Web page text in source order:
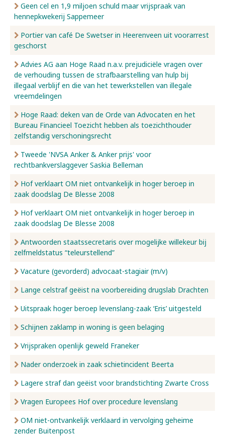
Geen cel en 1,9 miljoen schuld maar vrijspraak van
hennepkwekerij Sappemeer
Portier van café De Swetser in Heerenveen uit voorarrest
geschorst
Advies AG aan Hoge Raad n.a.v. prejudiciële vragen over
de verhouding tussen de strafbaarstelling van hulp bij
illegaal verblijf en die van het tewerkstellen van illegale
vreemdelingen
Hoge Raad: deken van de Orde van Advocaten en het
Bureau Financieel Toezicht hebben als toezichthouder
zelfstandig verschoningsrecht
Tweede 'NVSA Anker & Anker prijs' voor
rechtbankverslaggever Saskia Belleman
Hof verklaart OM niet ontvankelijk in hoger beroep in
zaak doodslag De Blesse 2008
Hof verklaart OM niet ontvankelijk in hoger beroep in
zaak doodslag De Blesse 2008
Antwoorden staatssecretaris over mogelijke willekeur bij
zelfmeldstatus “teleurstellend”
Vacature (gevorderd) advocaat-stagiair (m/v)
Lange celstraf geëist na voorbereiding drugslab Drachten
Uitspraak hoger beroep levenslang-zaak ‘Eris’ uitgesteld
Schijnen zaklamp in woning is geen belaging
Vrijspraken openlijk geweld Franeker
Nader onderzoek in zaak schietincident Beerta
Lagere straf dan geëist voor brandstichting Zwarte Cross
Vragen Europees Hof over procedure levenslang
OM niet-ontvankelijk verklaard in vervolging geheime
zender Buitenpost